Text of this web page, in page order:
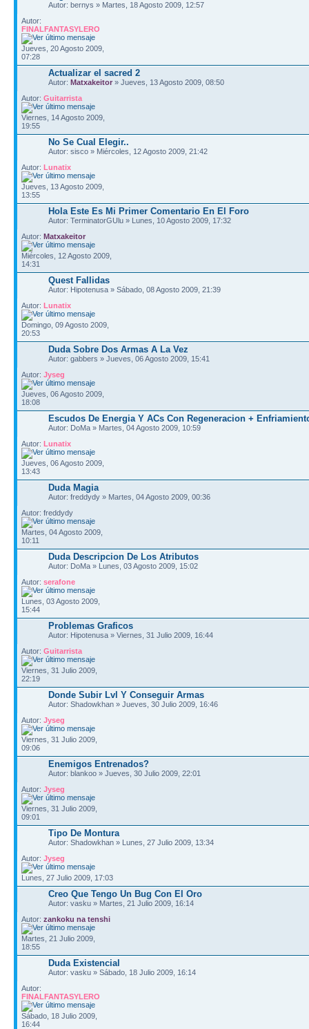
Autor: bernys » Martes, 18 Agosto 2009, 12:57
Autor:
FINALFANTASYLERO
Jueves, 20 Agosto 2009,
07:28
Actualizar el sacred 2
Autor: Matxakeitor » Jueves, 13 Agosto 2009, 08:50
Autor: Guitarrista
Viernes, 14 Agosto 2009,
19:55
No Se Cual Elegir..
Autor: sisco » Miércoles, 12 Agosto 2009, 21:42
Autor: Lunatix
Jueves, 13 Agosto 2009,
13:55
Hola Este Es Mi Primer Comentario En El Foro
Autor: TerminatorGUlu » Lunes, 10 Agosto 2009, 17:32
Autor: Matxakeitor
Miércoles, 12 Agosto 2009,
14:31
Quest Fallidas
Autor: Hipotenusa » Sábado, 08 Agosto 2009, 21:39
Autor: Lunatix
Domingo, 09 Agosto 2009,
20:53
Duda Sobre Dos Armas A La Vez
Autor: gabbers » Jueves, 06 Agosto 2009, 15:41
Autor: Jyseg
Jueves, 06 Agosto 2009,
18:08
Escudos De Energia Y ACs Con Regeneracion +
Autor: DoMa » Martes, 04 Agosto 2009, 10:59
Autor: Lunatix
Jueves, 06 Agosto 2009,
13:43
Duda Magia
Autor: freddydy » Martes, 04 Agosto 2009, 00:36
Autor: freddydy
Martes, 04 Agosto 2009,
10:11
Duda Descripcion De Los Atributos
Autor: DoMa » Lunes, 03 Agosto 2009, 15:02
Autor: serafone
Lunes, 03 Agosto 2009,
15:44
Problemas Graficos
Autor: Hipotenusa » Viernes, 31 Julio 2009, 16:44
Autor: Guitarrista
Viernes, 31 Julio 2009,
22:19
Donde Subir Lvl Y Conseguir Armas
Autor: Shadowkhan » Jueves, 30 Julio 2009, 16:46
Autor: Jyseg
Viernes, 31 Julio 2009,
09:06
Enemigos Entrenados?
Autor: blankoo » Jueves, 30 Julio 2009, 22:01
Autor: Jyseg
Viernes, 31 Julio 2009,
09:01
Tipo De Montura
Autor: Shadowkhan » Lunes, 27 Julio 2009, 13:34
Autor: Jyseg
Lunes, 27 Julio 2009, 17:03
Creo Que Tengo Un Bug Con El Oro
Autor: vasku » Martes, 21 Julio 2009, 16:14
Autor: zankoku na tenshi
Martes, 21 Julio 2009,
18:55
Duda Existencial
Autor: vasku » Sábado, 18 Julio 2009, 16:14
Autor:
FINALFANTASYLERO
Sábado, 18 Julio 2009,
16:44